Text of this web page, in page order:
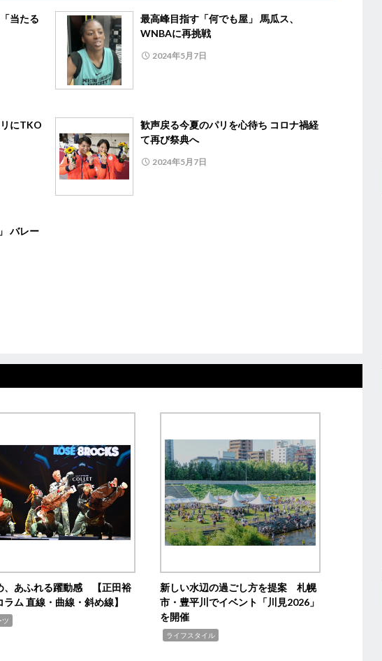
当たる
最高峰目指す「何でも屋」 馬瓜ス、
WNBAに再挑戦
2024年5月7日
にTKO
歓声戻る今夏のパリを心待ち コロナ禍経
て再び祭典へ
2024年5月7日
バレー
、あふれる躍動感 【正田裕
ム 直線・曲線・斜め線】
ツ
新しい水辺の過ごし方を提案 札幌
市・豊平川でイベント「川見2026」
を開催
ライフスタイル